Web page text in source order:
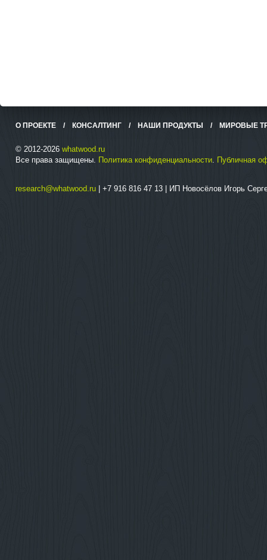
О ПРОЕКТЕ / КОНСАЛТИНГ / НАШИ ПРОДУКТЫ / МИРОВЫЕ
© 2012-2026 whatwood.ru
Все права защищены. Политика конфиденциальности. Публичная
research@whatwood.ru | +7 916 816 47 13 | ИП Новосёлов Игорь